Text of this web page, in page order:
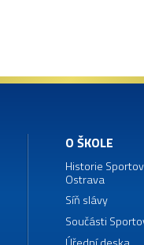
O ŠKOLE
Historie
Ostrava
Síň slávy
Součásti